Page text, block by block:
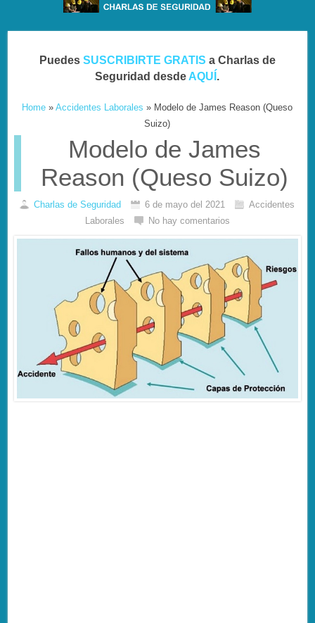
Puedes SUSCRIBIRTE GRATIS a Charlas de
Seguridad desde AQUÍ .
Home »Accidentes Laborales » Modelo de James Reason (Queso
Suizo)
Modelo de James
Reason (Queso Suizo)
Charlas de Seguridad 6 de mayo del 2021
Accidentes
Laborales
No hay comentarios